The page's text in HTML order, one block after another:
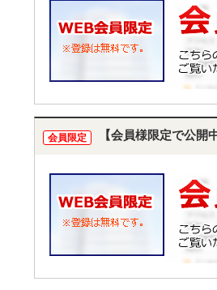
会員限定 【会員様限定で公開